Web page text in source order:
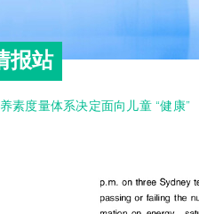
报站
素度量体系决定面向儿童 “健康”